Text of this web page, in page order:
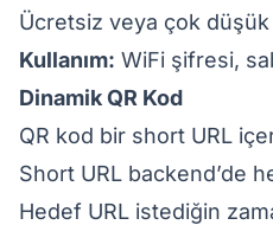
Ücretsiz veya çok
Kullanım: WiFi şifresi,
Dinamik QR Kod
QR kod bir short URL
Short URL backend’de
Hedef URL istediğin